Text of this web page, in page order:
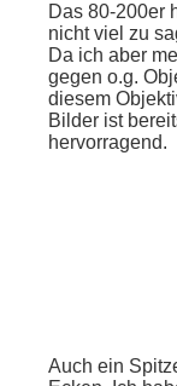
Das 80-200er
nicht viel zu
Da ich aber
gegen o.g.
diesem
Bilder ist
hervorragend.
Auch ein